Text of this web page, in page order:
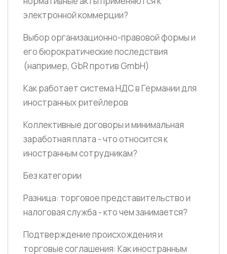
электронной коммерции?
Выбор организационно-правовой формы и
его бюрократические последствия
(например, GbR против GmbH)
Как работает система НДС в Германии для
иностранных ритейлеров
Коллективные договоры и минимальная
заработная плата - что относится к
иностранным сотрудникам?
Без категории
Разница: торговое представительство и
налоговая служба - кто чем занимается?
Подтверждение происхождения и
торговые соглашения: Как иностранным